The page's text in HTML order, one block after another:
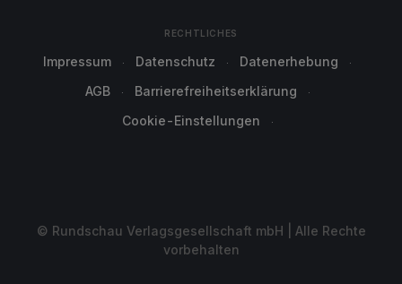
RECHTLICHES
Impressum Datenschutz
Datenerhebung
AGB
Barrierefreiheitserklärung
Cookie-Einstellungen
© Rundschau Verlagsgesellschaft mbH | Alle Rechte
vorbehalten